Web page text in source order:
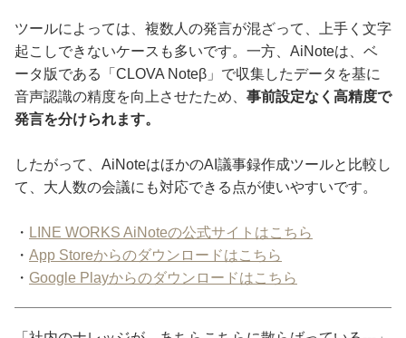
ツールによっては、複数人の発言が混ざって、上手く文字
起こしできないケースも多いです。一方、AiNoteは、ベ
ータ版である「CLOVA Noteβ」で収集したデータを基に
音声認識の精度を向上させたため、 事前設定なく高精度で
発言を分けられます。
したがって、AiNoteはほかのAI議事録作成ツールと比較し
て、大人数の会議にも対応できる点が使いやすいです。
・ LINE WORKS AiNoteの公式サイトはこちら
・ App Storeからのダウンロードはこちら
・ Google Playからのダウンロードはこちら